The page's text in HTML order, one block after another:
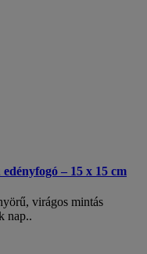
– 15 x 15 cm
virágos mintás
nap..